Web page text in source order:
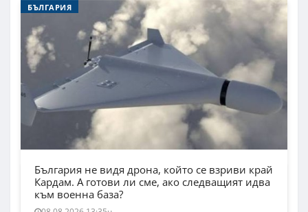
БЪЛГАРИЯ
България не видя дрона, който се взриви край
Кардам. А готови ли сме, ако следващият идва
към военна база?